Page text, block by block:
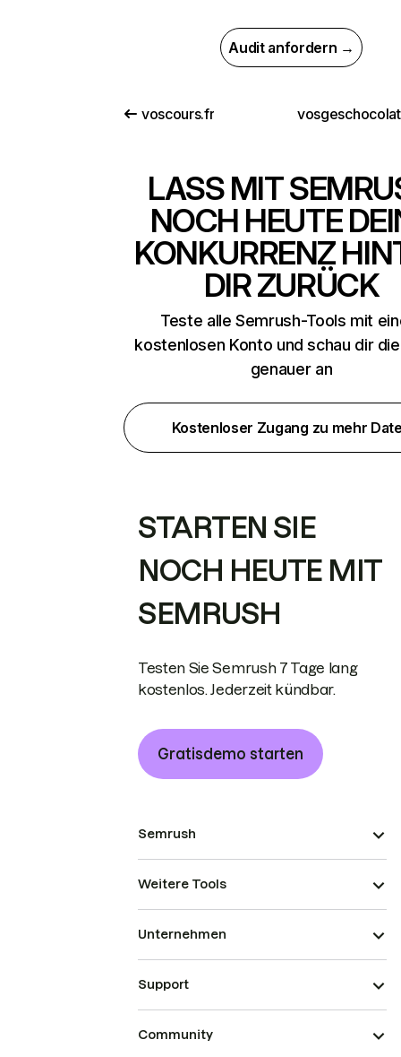
Audit anfordern →
voscours.fr
LASS MIT
NOCH HEUTE
KONKURRENZ
DIR ZURÜCK
Teste alle Semrush-Tools mit
kostenlosen Konto und schau dir
genauer an
Kostenloser Zugang zu mehr
STARTEN SIE
NOCH HEUTE MIT
SEMRUSH
Testen Sie Semrush 7 Tage lang
kostenlos. Jederzeit kündbar.
Gratisdemo starten
Semrush
Weitere Tools
Unternehmen
Support
Community